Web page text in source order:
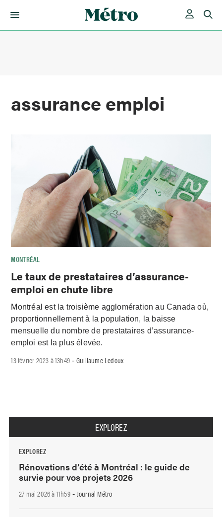
assurance emploi
MONTRÉAL
Le taux de prestataires d’assurance-
emploi en chute libre
Montréal est la troisième agglomération au Canada où,
proportionnellement à la population, la baisse
mensuelle du nombre de prestataires d’assurance-
emploi est la plus élevée.
13 février 2023 à 13h49 -Guillaume Ledoux
EXPLOREZ
EXPLOREZ
Rénovations d’été à Montréal : le guide de
survie pour vos projets 2026
27 mai 2026 à 11h59- Journal Métro